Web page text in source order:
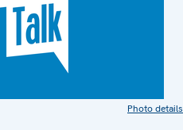
Photo details